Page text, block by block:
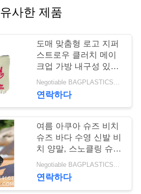
유사한 제품
도매 맞춤형 로고 지퍼
스트로우 클러치 메이
크업 가방 내구성 있는
로고 패턴 플랫 가방 야
외 활동용 여성 이브닝
클러치 백
Negotiable BAGPLASTICS@YAHOO.COM MOQ:1000 부분 스카이프 : 마이데아르닐
연락하다
여름 아쿠아 슈즈 비치
슈즈 바다 수영 신발 비
치 양말, 스노클링 슈즈
커버, 수영 및 다이빙
양말용 범용 장비, 스노
클링 및 수영 양말 커
Negotiable BAGPLASTICS@GMAIL.COM MOQ:1000 부분 스카이프 : 마이데아르닐
연락하다